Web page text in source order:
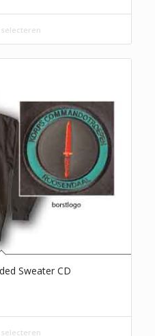
Sweater CD